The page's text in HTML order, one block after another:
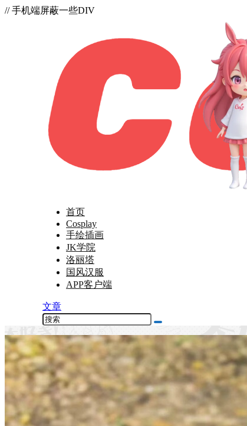
// 手机端屏蔽一些DIV
首页
Cosplay
手绘插画
JK学院
洛丽塔
国风汉服
APP客户端
文章